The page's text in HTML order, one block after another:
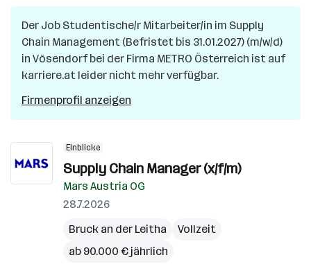
Der Job Studentische/r Mitarbeiter/in im Supply
Chain Management (Befristet bis 31.01.2027) (m/w/d)
in Vösendorfbei der Firma METRO Österreich ist auf
karriere.at leider nicht mehr verfügbar.
Firmenprofil anzeigen
Einblicke
Supply Chain Manager (x/f/m)
Mars Austria OG
28.7.2026
Bruck an der Leitha
Vollzeit
ab 90.000 € jährlich